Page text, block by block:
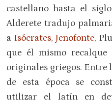
castellano hasta el
Alderete tradujo
a Isócrates, Jenofonte,
que él mismo
originales griegos. Entre
de esta época se
utilizar el latín en